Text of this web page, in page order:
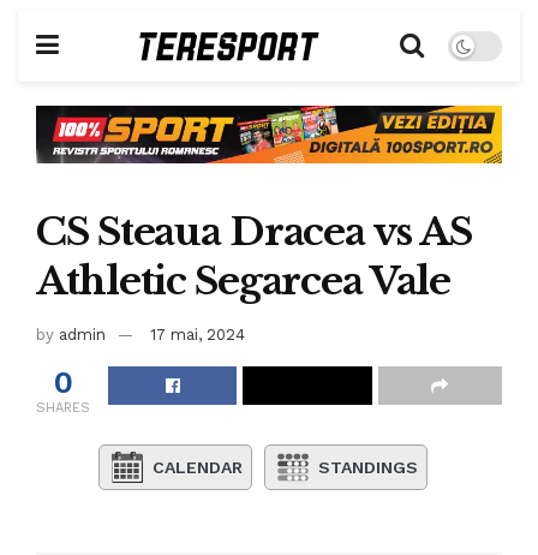
CS Steaua Dracea vs AS
Athletic Segarcea Vale
by admin 17 mai, 2024
0
SHARES
CALENDAR STANDINGS